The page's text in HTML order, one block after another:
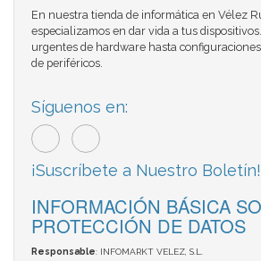
En nuestra tienda de informática en Vélez
especializamos en dar vida a tus
urgentes de hardware hasta
de periféricos.
Síguenos en:
¡Suscríbete a Nuestro Boletín!
INFORMACIÓN BÁSICA
PROTECCIÓN DE DATOS
Responsable: INFOMARKT VELEZ, S.L.